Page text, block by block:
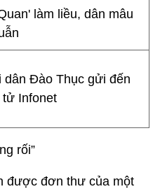
Đào Thục gửi đến
tử Infonet
rối”
được đơn thư của một